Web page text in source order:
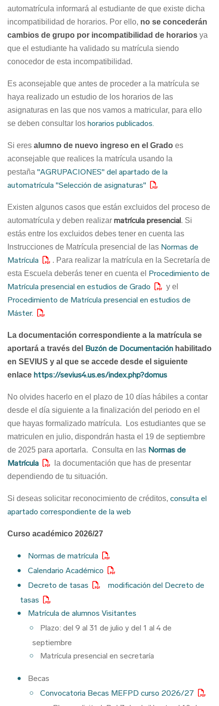
automatrícula informará al estudiante de que existe dicha
incompatibilidad de horarios. Por ello, no se concederán
cambios de grupo por incompatibilidad de horarios ya
que el estudiante ha validado su matrícula siendo
conocedor de esta incompatibilidad.
Es aconsejable que antes de proceder a la matrícula se
haya realizado un estudio de los horarios de las
asignaturas en las que nos vamos a matricular, para ello
se deben consultar los horarios publicados.
Si eres alumno de nuevo ingreso en el Grado es
aconsejable que realices la matrícula usando la
pestaña "AGRUPACIONES" del apartado de la
automatrícula "Selección de asignaturas"
Existen algunos casos que están excluidos del proceso de
automatrícula y deben realizar matrícula presencial. Si
estás entre los excluidos debes tener en cuenta las
Instrucciones de Matrícula presencial de las Normas de
Matrícula
. Para realizar la matrícula en la Secretaría de
esta Escuela deberás tener en cuenta el Procedimiento de
Matrícula presencial en estudios de Grado
y el
Procedimiento de Matrícula presencial en estudios de
Máster.
La documentación correspondiente a la matrícula se
aportará a través del Buzón de Documentación habilitado
en SEVIUS y al que se accede desde el siguiente
enlace https://sevius4.us.es/index.php?domus
No olvides hacerlo en el plazo de 10 días hábiles a contar
desde el día siguiente a la finalización del periodo en el
que hayas formalizado matrícula. Los estudiantes que se
matriculen en julio, dispondrán hasta el 19 de septiembre
de 2025 para aportarla. Consulta en las Normas de
Matrícula
la documentación que has de presentar
dependiendo de tu situación.
Si deseas solicitar reconocimiento de créditos, consulta el
apartado correspondiente de la web
Curso académico 2026/27
Normas de matrícula
Calendario Académico
Decreto de tasas
modificación del Decreto de
tasas
Matrícula de alumnos Visitantes
Plazo: del 9 al 31 de julio y del 1 al 4 de
septiembre
Matrícula presencial en secretaría
Becas
Convocatoria Becas MEFPD curso 2026/27